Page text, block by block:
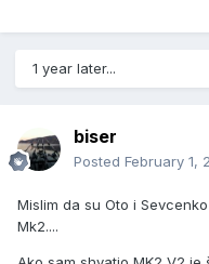
1 year later...
biser
Posted February 1,
Mislim da su Oto i
Mk2....